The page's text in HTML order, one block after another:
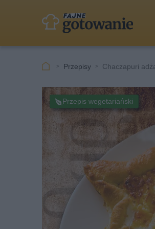
Przepisy Chaczapuri
Przepis wegetariański